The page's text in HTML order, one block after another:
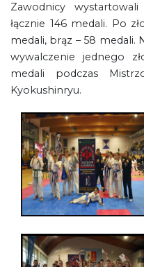
Zawodnicy
łącznie 146 medali. Po
medali, brąz – 58 medali.
wywalczenie jednego
medali podczas
Kyokushinryu.